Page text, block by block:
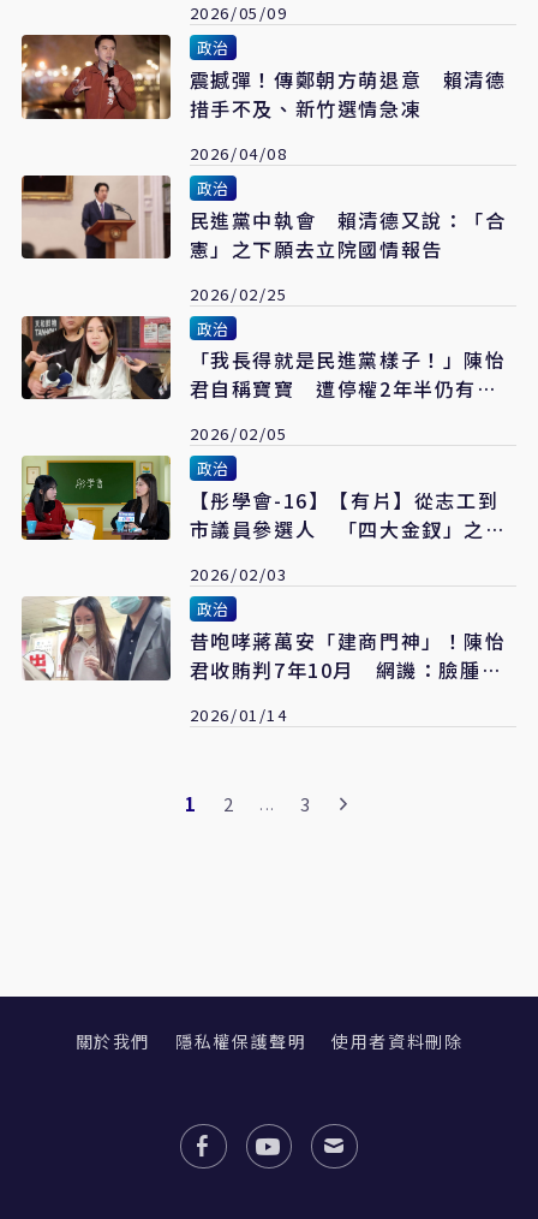
2026/05/09
政治
震撼彈！傳鄭朝方萌退意 賴清德
措手不及、新竹選情急凍
2026/04/08
政治
民進黨中執會 賴清德又說：「合
憲」之下願去立院國情報告
2026/02/25
政治
「我長得就是民進黨樣子！」陳怡
君自稱寶寶 遭停權2年半仍有望
2026/02/05
政治
【彤學會-16】【有片】從志工到
市議員參選人 「四大金釵」之一
地方
2026/02/03
政治
昔咆哮蔣萬安「建商門神」！陳怡
君收賄判7年10月 網譏：臉腫到
2026/01/14
1 2 ... 3
關於我們 隱私權保護聲明 使用者資料刪除